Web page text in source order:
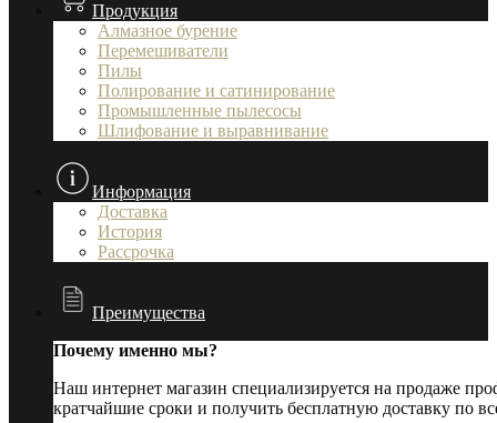
Продукция
Алмазное бурение
Перемешиватели
Пилы
Полирование и сатинирование
Промышленные пылесосы
Шлифование и выравнивание
Информация
Доставка
История
Рассрочка
Преимущества
Почему именно мы?
Наш интернет магазин специализируется на продаже
кратчайшие сроки и получить бесплатную доставку по